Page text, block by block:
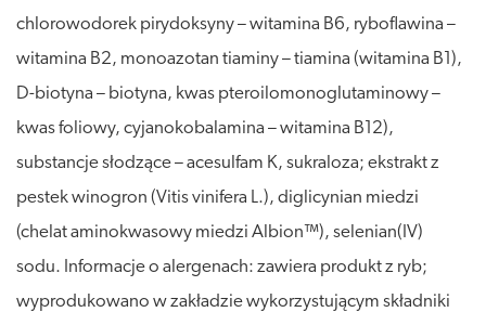
chlorowodorek pirydoksyny – witamina B6, ryboflawina –
witamina B2, monoazotan tiaminy – tiamina (witamina B1),
D-biotyna – biotyna, kwas pteroilomonoglutaminowy –
kwas foliowy, cyjanokobalamina – witamina B12),
substancje słodzące – acesulfam K, sukraloza; ekstrakt z
pestek winogron (Vitis vinifera L.), diglicynian miedzi
(chelat aminokwasowy miedzi Albion™), selenian(IV)
sodu. Informacje o alergenach: zawiera produkt z ryb;
wyprodukowano w zakładzie wykorzystującym składniki